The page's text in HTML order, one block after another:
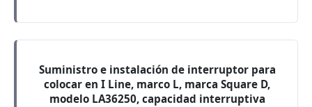
Suministro e instalación de interruptor para
colocar en I Line, marco L, marca Square D,
modelo LA36250, capacidad interruptiva